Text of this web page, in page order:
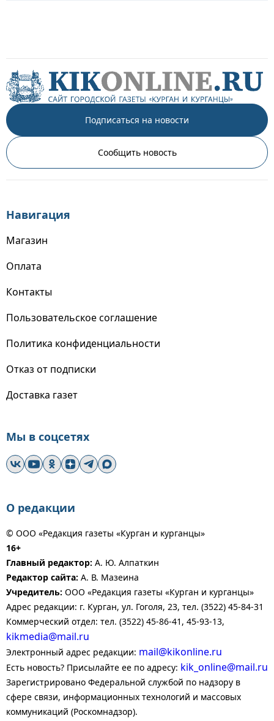
Подписаться на новости
Сообщить новость
Навигация
Магазин
Оплата
Контакты
Пользовательское соглашение
Политика конфиденциальности
Отказ от подписки
Доставка газет
Мы в соцсетях
О редакции
© ООО «Редакция газеты «Курган и курганцы»
16+
Главный редактор: А. Ю. Алпаткин
Редактор сайта: А. В. Мазеина
Учредитель: ООО «Редакция газеты «Курган и курганцы»
Адрес редакции: г. Курган, ул. Гоголя, 23, тел. (3522) 45-84-31
Коммерческий отдел: тел. (3522) 45-86-41, 45-93-13,
kikmedia@mail.ru
Электронный адрес редакции: mail@kikonline.ru
Есть новость? Присылайте ее по адресу: kik_online@mail.ru
Зарегистрировано Федеральной службой по надзору в
сфере связи, информационных технологий и массовых
коммуникаций (Роскомнадзор).